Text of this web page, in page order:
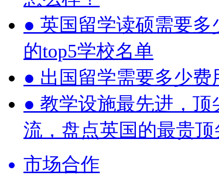
● 英国留学读硕需要
的top5学校名单
● 出国留学需要多少
● 教学设施最先进，
流，盘点英国的最贵
市场合作